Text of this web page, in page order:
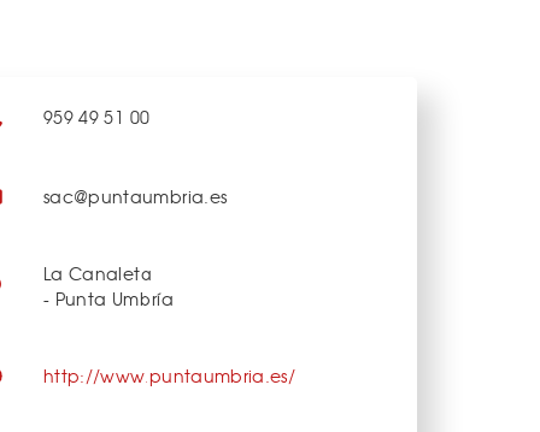
959 49 51 00
sac@puntaumbria.es
La Canaleta
- Punta Umbría
http://www.puntaumbria.es/